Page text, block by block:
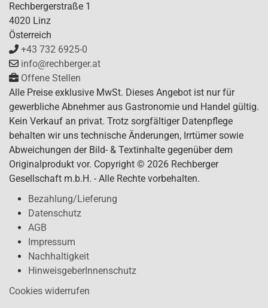
Rechbergerstraße 1
4020 Linz
Österreich
+43 732 6925-0
info@rechberger.at
Offene Stellen
Alle Preise exklusive MwSt. Dieses Angebot ist nur für
gewerbliche Abnehmer aus Gastronomie und Handel gültig.
Kein Verkauf an privat. Trotz sorgfältiger Datenpflege
behalten wir uns technische Änderungen, Irrtümer sowie
Abweichungen der Bild- & Textinhalte gegenüber dem
Originalprodukt vor. Copyright © 2026 Rechberger
Gesellschaft m.b.H. - Alle Rechte vorbehalten.
Bezahlung/Lieferung
Datenschutz
AGB
Impressum
Nachhaltigkeit
HinweisgeberInnenschutz
Cookies widerrufen